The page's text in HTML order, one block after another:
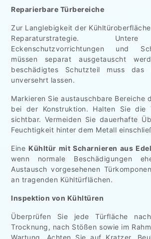
Reparierbare Türbereiche
Zur Langlebigkeit der
Reparaturstrategie.
Eckenschutzvorrichtungen und
müssen separat ausgetauscht
beschädigtes Schutzteil muss das
unversehrt lassen.
Markieren Sie austauschbare Bereiche
bei der Konstruktion. Halten Sie die
sichtbar. Vermeiden Sie dauerhafte
Feuchtigkeit hinter dem Metall
Eine Kühltür mit Scharnieren aus
wenn normale Beschädigungen
Austausch vorgesehenen
an tragenden Kühltürflächen.
Inspektion von Kühltüren
Überprüfen Sie jede Türfläche
Trocknung, nach Stößen sowie im
Wartung. Achten Sie auf Kratzer,